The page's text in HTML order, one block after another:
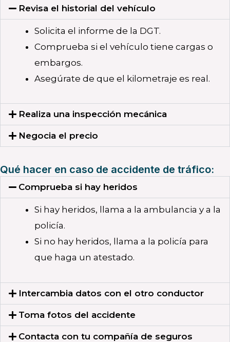
Revisa el historial del vehículo
Solicita el informe de la DGT.
Comprueba si el vehículo tiene cargas o
embargos.
Asegúrate de que el kilometraje es real.
Realiza una inspección mecánica
Negocia el precio
Qué hacer en caso de accidente de tráfico:
Comprueba si hay heridos
Si hay heridos, llama a la ambulancia y a la
policía.
Si no hay heridos, llama a la policía para
que haga un atestado.
Intercambia datos con el otro conductor
Toma fotos del accidente
Contacta con tu compañía de seguros